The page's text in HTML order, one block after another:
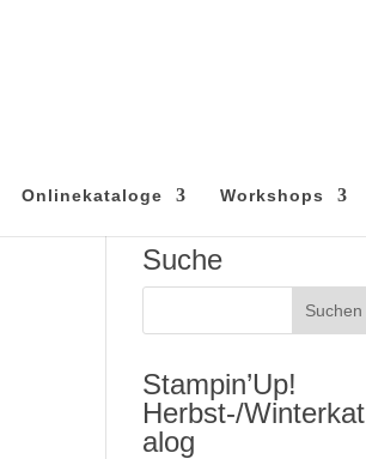
Onlinekataloge Workshops
Suche
Stampin’Up!
Herbst-/Winterkat
alog